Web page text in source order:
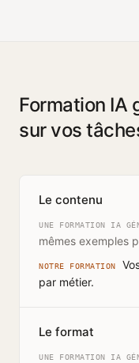
Formation IA
sur vos
Le contenu
UNE FORMATION IA
mêmes exemples
NOTRE FORMATION
par métier.
Le format
UNE FORMATION IA